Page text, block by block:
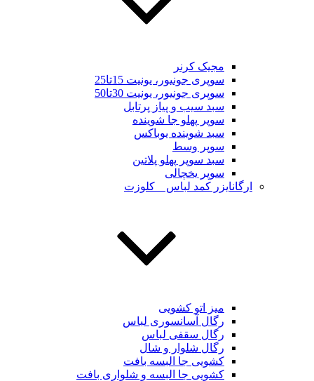
مجیک کرنر
سوپری جونیور، یونیت 15تا25
سوپری جونیور، یونیت 30تا50
سبد سیب و پیاز پرتابل
سوپر پهلو جا شوینده
سبد شوینده یوباکس
سوپر وسط
سبد سوپر پهلو پلاتین
سوپر یخچالی
ارگانایزر کمد لباس _ کلوزت
میز اتو کشویی
رگال آسانسوری لباس
رگال سقفی لباس
رگال شلوار و شال
کشویی جا البسه بافت
کشویی جا البسه و شلواری بافت